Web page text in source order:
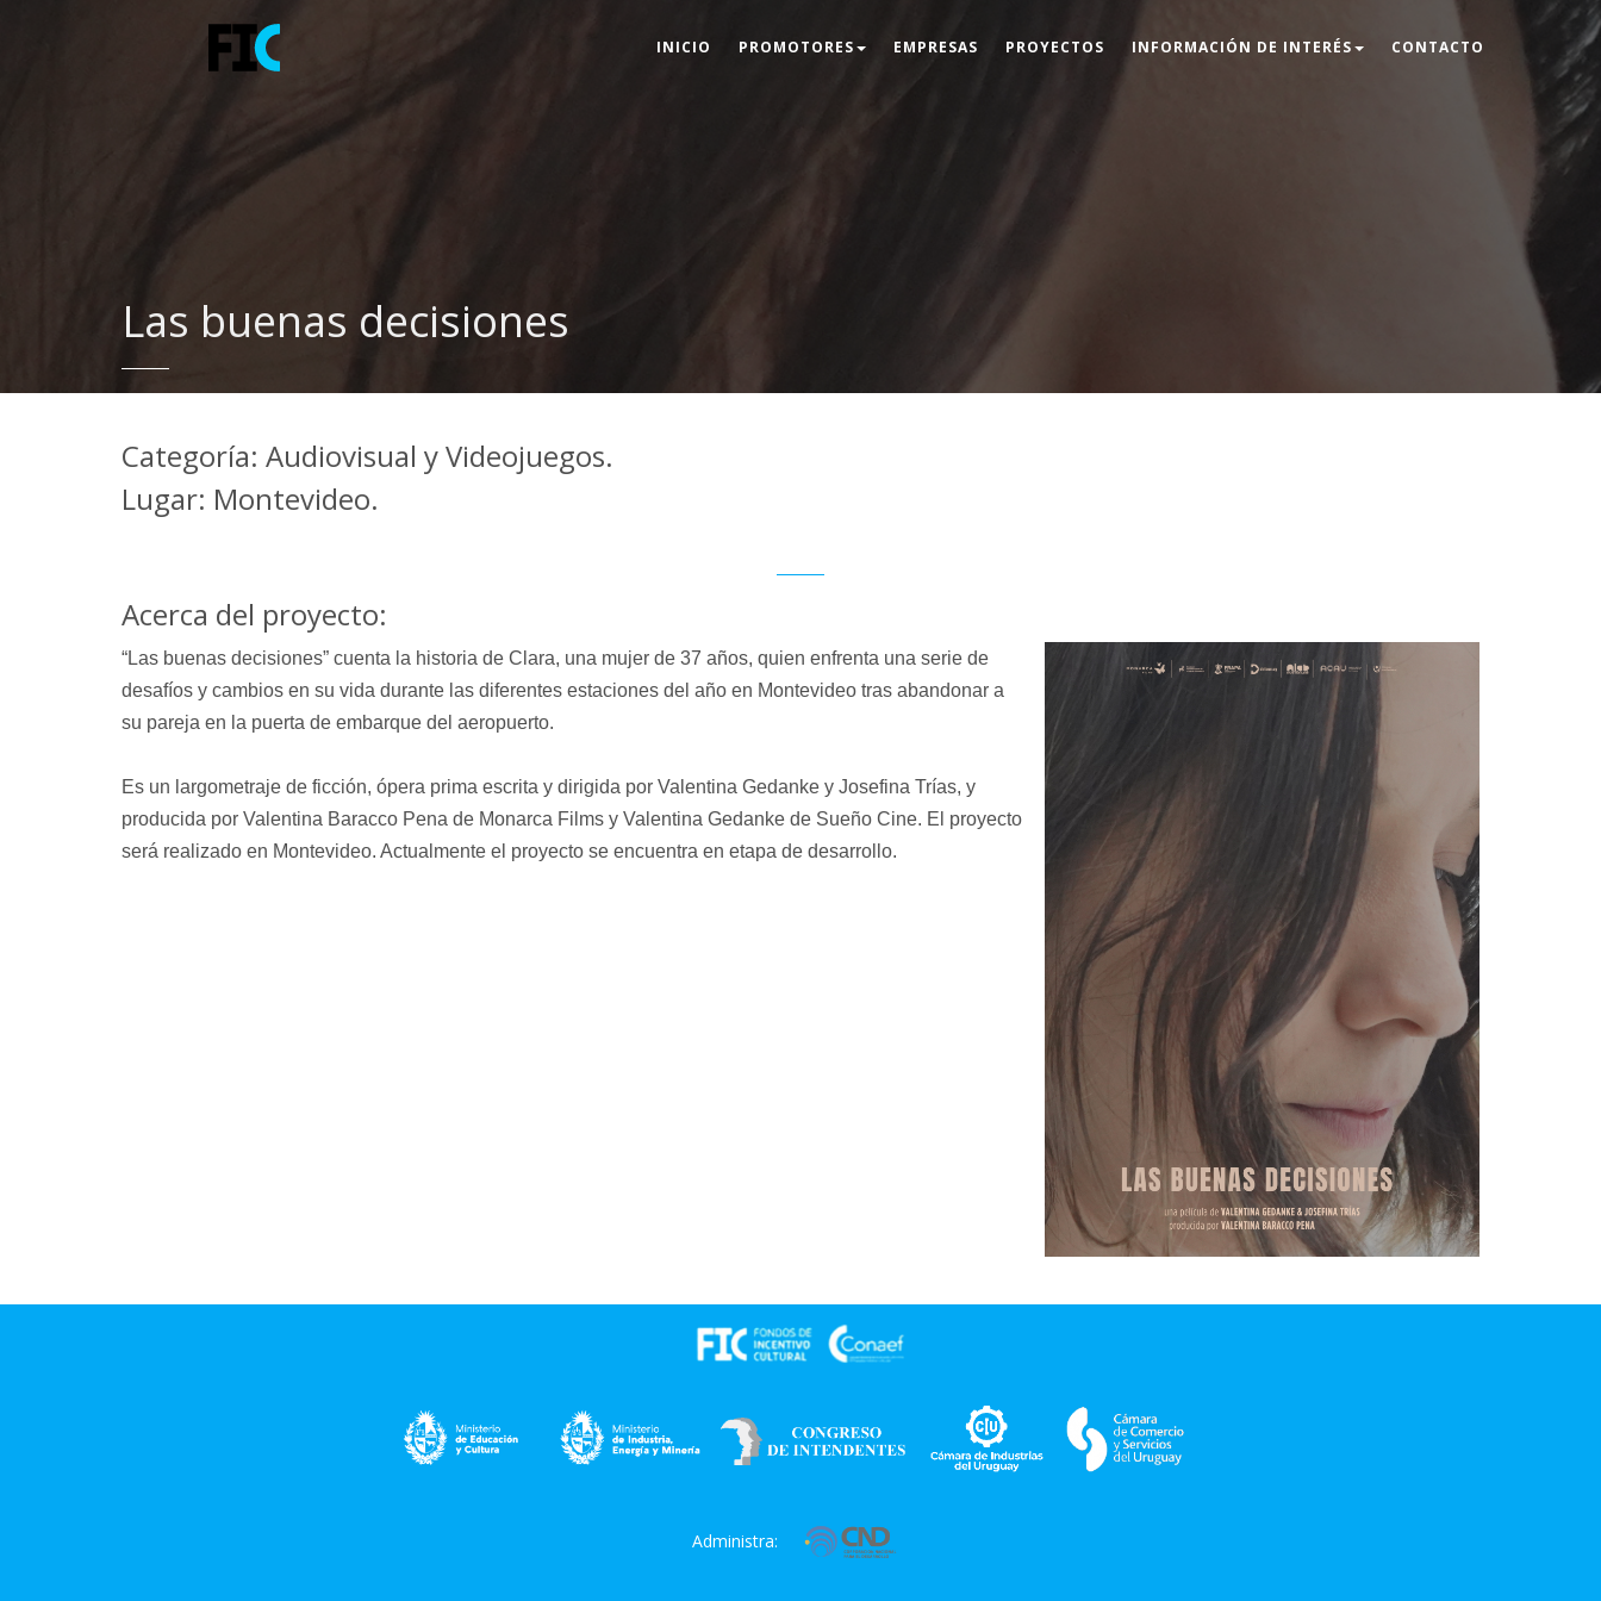
INICIO PROMOTORES EMPRESAS PROYECTOS INFORMACIÓN DE INTERÉS CONTACTO
Las buenas decisiones
Categoría: Audiovisual y Videojuegos.
Lugar: Montevideo.
Acerca del proyecto:
“Las buenas decisiones” cuenta la historia de Clara, una mujer de 37 años, quien enfrenta una serie de
desafíos y cambios en su vida durante las diferentes estaciones del año en Montevideo tras abandonar a
su pareja en la puerta de embarque del aeropuerto.
Es un largometraje de ficción, ópera prima escrita y dirigida por Valentina Gedanke y Josefina Trías, y
producida por Valentina Baracco Pena de Monarca Films y Valentina Gedanke de Sueño Cine. El proyecto
será realizado en Montevideo. Actualmente el proyecto se encuentra en etapa de desarrollo.
Administra: